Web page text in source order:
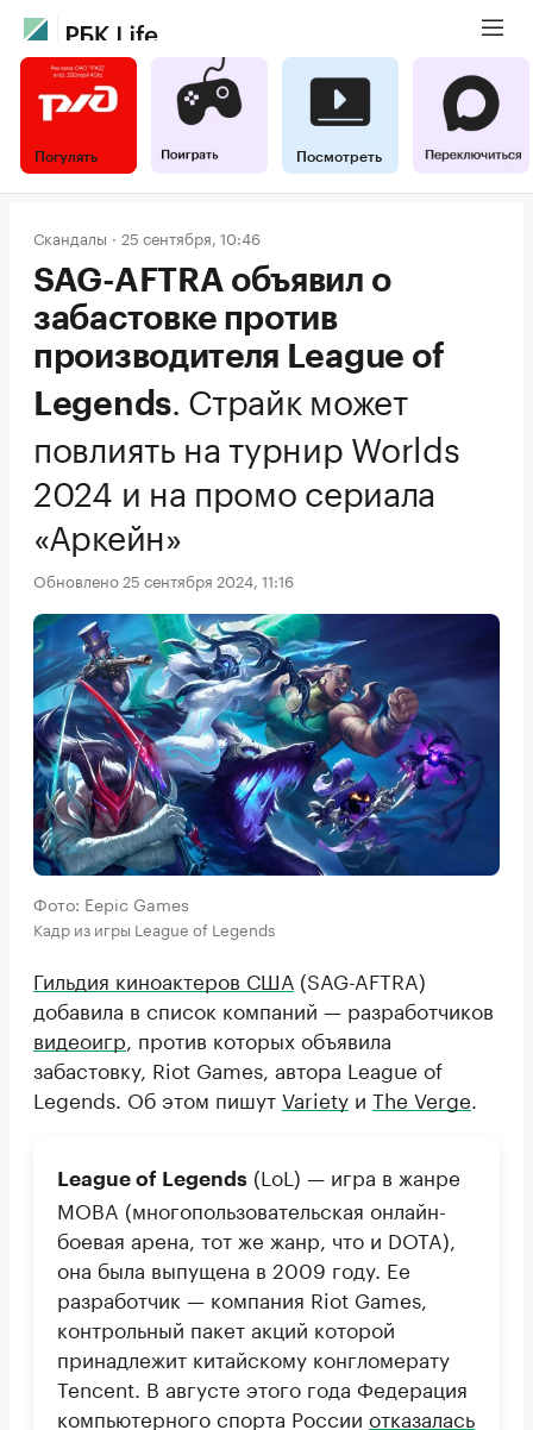
Погулять Посмотреть
Скандалы 25 сентября, 10:46
SAG-AFTRA объявил о
забастовке против
производителя League of
Legends. Страйк может
повлиять на турнир Worlds
2024 и на промо сериала
«Аркейн»
Обновлено 25 сентября 2024, 11:16
Фото: Eepic Games
Кадр из игры League of Legends
Гильдия киноактеров США (SAG-AFTRA)
добавила в список компаний — разработчиков
видеоигр , против которых объявила
забастовку, Riot Games, автора League of
Legends. Об этом пишутVariety и The Verge
League of Legends (LoL) — игра в жанре
MOBA (многопользовательская онлайн-
боевая арена, тот же жанр, что и DOTA),
она была выпущена в 2009 году. Ее
разработчик — компания Riot Games,
контрольный пакет акций которой
принадлежит китайскому конгломерату
Tencent. В августе этого года Федерация
компьютерного спорта России отказалась